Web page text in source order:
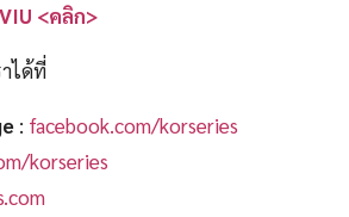
<คลิก>
ได้ที่
: facebook.com/korseries
korseries